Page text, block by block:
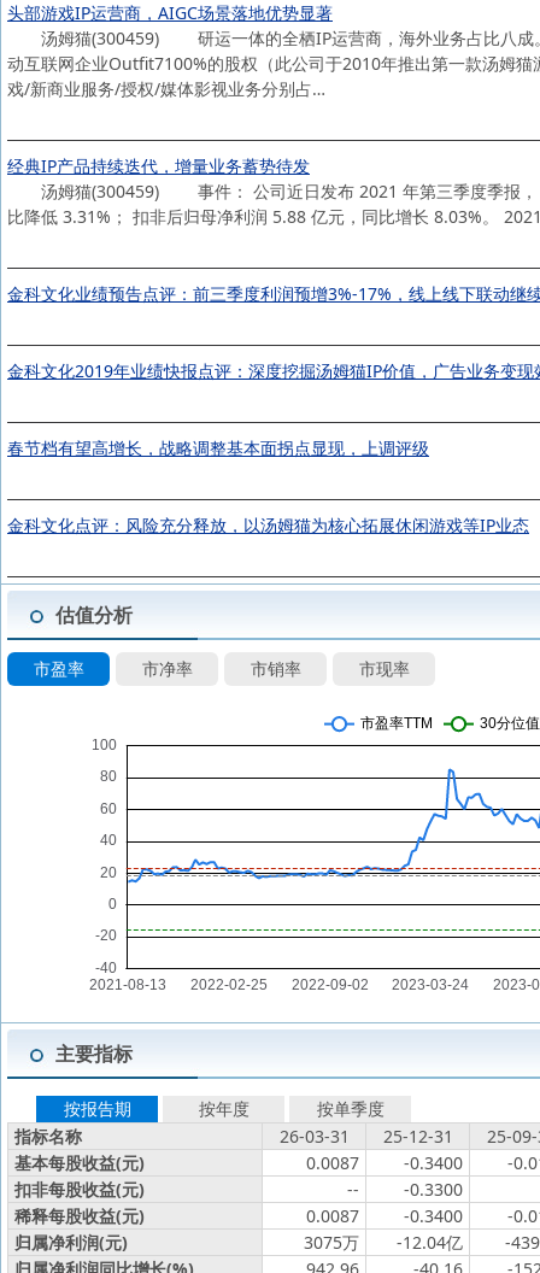
头部游戏IP运营商，AIGC场景落地优势显著
汤姆猫(300459) 研运一体的全栖IP运营商，海外业务占比八成。
动互联网企业Outfit7100%的股权（此公司于2010年推出第一款汤姆
戏/新商业服务/授权/媒体影视业务分别占…
经典IP产品持续迭代，增量业务蓄势待发
汤姆猫(300459) 事件： 公司近日发布 2021 年第三季度季报，
比降低 3.31%； 扣非后归母净利润 5.88 亿元，同比增长 8.03%。
金科文化业绩预告点评：前三季度利润预增3%-17%，线上线下联动继
金科文化2019年业绩快报点评：深度挖掘汤姆猫IP价值，广告业务变现
春节档有望高增长，战略调整基本面拐点显现，上调评级
金科文化点评：风险充分释放，以汤姆猫为核心拓展休闲游戏等IP业态
估值分析
市盈率 市净率 市销率 市现率
主要指标
按报告期 按年度
按单季度
指标名称
26-03-31 25-12-31
25-
基本每股收益(元)
0.0087 -0.3400
-
扣非每股收益(元)
--
-0.3300
稀释每股收益(元)
0.0087 -0.3400
-
归属净利润(元)
3075万 -12.04亿
-